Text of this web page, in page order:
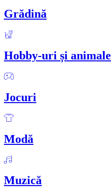
Grădină
Hobby-uri și animale
Jocuri
Modă
Muzică